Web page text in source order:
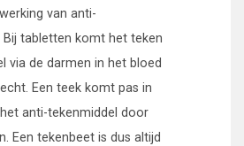
van anti-
tabletten komt het teken
via de darmen in het bloed
Een teek komt pas in
anti-tekenmiddel door
Een tekenbeet is dus altijd